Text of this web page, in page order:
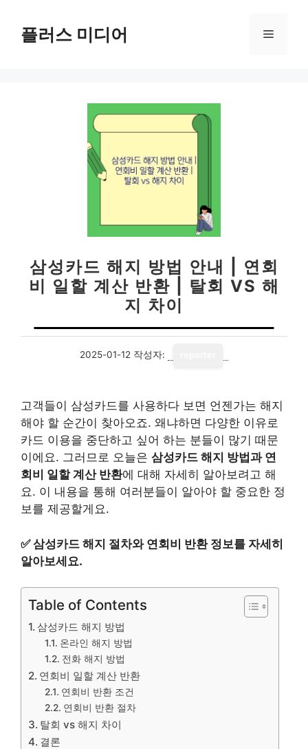
플러스 미디어 메
삼성카드 해지 방법 안내 | 연회
비 일할 계산 반환 | 탈회 VS 해
지 차이
2025-01-12 작성자:
고객들이 삼성카드를 사용하다 보면 언젠가는 해지
해야 할 순간이 찾아오죠. 왜냐하면 다양한 이유로
카드 이용을 중단하고 싶어 하는 분들이 많기 때문
이에요. 그러므로 오늘은 삼성카드 해지 방법과 연
회비 일할 계산 반환에 대해 자세히 알아보려고 해
요. 이 내용을 통해 여러분들이 알아야 할 중요한 정
보를 제공할게요.
✅삼성카드 해지 절차와 연회비 반환 정보를 자세히
알아보세요.
Table of Contents
삼성카드 해지 방법
온라인 해지 방법
전화 해지 방법
연회비 일할 계산 반환
연회비 반환 조건
연회비 반환 절차
탈회 vs 해지 차이
결론